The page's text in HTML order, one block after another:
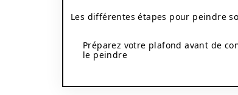
Les différentes étapes pour peindre
Préparez votre plafond avant de
le peindre